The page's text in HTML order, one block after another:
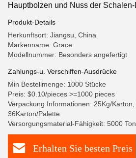
Hauptbolzen und Nuss der
Produkt-Details
Herkunftsort: Jiangsu, China
Markenname: Grace
Modellnummer: Besonders angefertigt
Zahlungs-u. Verschiffen-Ausdrücke
Min Bestellmenge: 1000 Stücke
Preis: $0.10/pieces >=1000 pieces
Verpackung Informationen: 25Kg/Karton,
36Karton/Palette
Versorgungsmaterial-Fähigkeit: 5000
Erhalten Sie besten Preis